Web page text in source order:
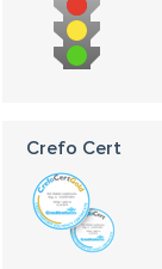
Crefo Cert